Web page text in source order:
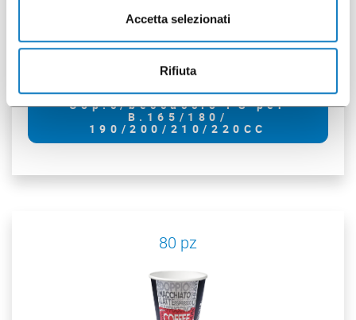
Accetta selezionati
Rifiuta
292025
Cop.c/beccuccio PS per
B.165/180/
190/200/210/220CC
80 pz